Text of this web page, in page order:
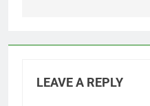
LEAVE A REPLY